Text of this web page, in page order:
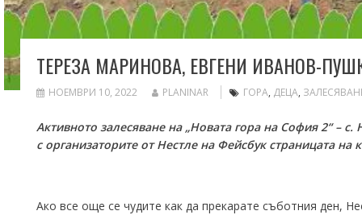
ТЕРЕЗА МАРИНОВА, ЕВГЕНИ ИВАНОВ-
НОЕМВРИ 10, 2022 PLANINAR ГОРА, ДЕЦА,
Активното залесяване на „Новата гора на София 2“ –
с организаторите от Нестле на Фейсбук страницата
Ако все още се чудите как да прекарате съботния ден,